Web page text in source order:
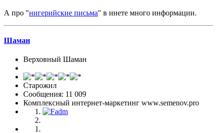
А про "нигерийские письма" в инете много информации.
Шаман
Верховный Шаман
Старожил
Сообщения: 11 009
Комплексный интернет-маркетинг www.semenov.pro